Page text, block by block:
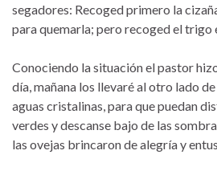
segadores: Recoged primero la
para quemarla; pero recoged el trigo
Conociendo la situación el pastor
día, mañana los llevaré al otro lado
aguas cristalinas, para que puedan
verdes y descanse bajo de las
las ovejas brincaron de alegría y